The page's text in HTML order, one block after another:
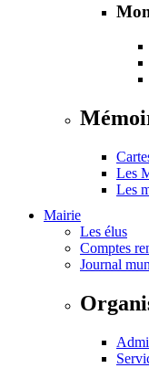
Les
Les
Mairie
Les élus
Comptes
Journal